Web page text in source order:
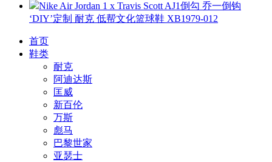
Nike Air Jordan 1 x Travis Scott AJ1倒勾 乔一倒钩
‘DIY’定制 耐克 低帮文化篮球鞋 XB1979-012
首页
鞋类
耐克
阿迪达斯
匡威
新百伦
万斯
彪马
巴黎世家
亚瑟士